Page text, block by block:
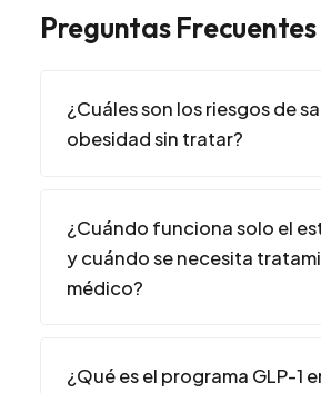
Preguntas Frecuentes
¿Cuáles son los riesgos de
obesidad sin tratar?
¿Cuándo funciona solo el
y cuándo se necesita
médico?
¿Qué es el programa GLP-1